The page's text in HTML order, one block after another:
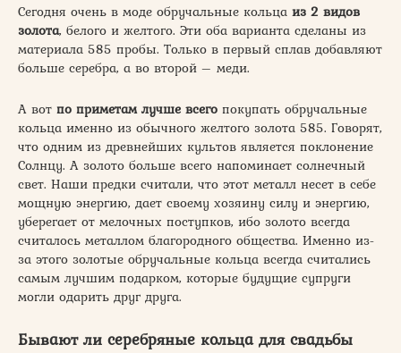
Сегодня очень в моде обручальные кольца из 2 видов
золота, белого и желтого. Эти оба варианта сделаны из
материала 585 пробы. Только в первый сплав добавляют
больше серебра, а во второй – меди.
А вот по приметам лучше всего покупать обручальные
кольца именно из обычного желтого золота 585. Говорят,
что одним из древнейших культов является поклонение
Солнцу. А золото больше всего напоминает солнечный
свет. Наши предки считали, что этот металл несет в себе
мощную энергию, дает своему хозяину силу и энергию,
уберегает от мелочных поступков, ибо золото всегда
считалось металлом благородного общества. Именно из-
за этого золотые обручальные кольца всегда считались
самым лучшим подарком, которые будущие супруги
могли одарить друг друга.
Бывают ли серебряные кольца для свадьбы